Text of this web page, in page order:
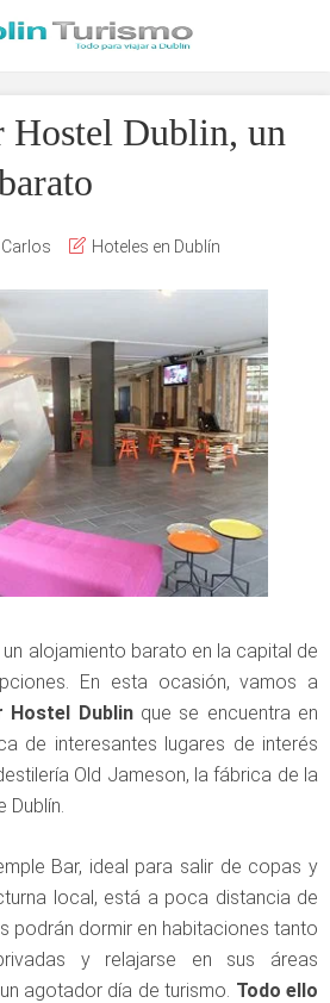
Hostel Dublin, un
Hoteles en Dublín
alojamiento barato en la capital de
En esta ocasión, vamos a
Hostel Dublinque se encuentra en
de interesantes lugares de interés
Old Jameson, la fábrica de la
Bar, ideal para salir de copas y
local, está a poca distancia de
podrán dormir en habitaciones tanto
y relajarse en sus áreas
agotador día de turismo. Todo ello